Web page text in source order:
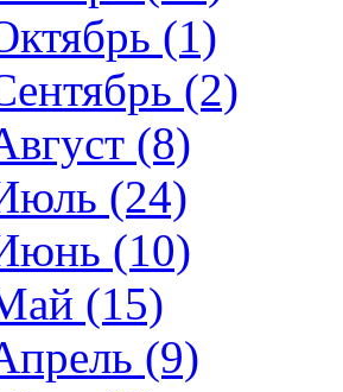
(1)
(2)
(8)
(24)
(10)
(15)
(9)